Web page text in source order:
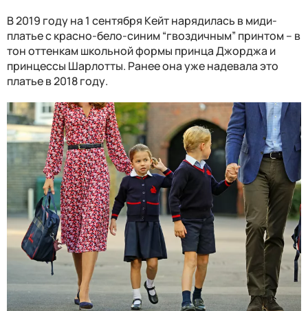
В 2019 году на 1 сентября Кейт нарядилась в миди-
платье с красно-бело-синим “гвоздичным” принтом – в
тон оттенкам школьной формы принца Джорджа и
принцессы Шарлотты. Ранее она уже надевала это
платье в 2018 году.